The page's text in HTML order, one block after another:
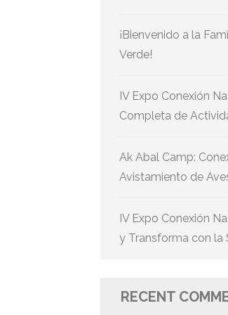
¡Bienvenido a la
Verde!
IV Expo Conexión
Completa de
Ak Abal Camp:
Avistamiento de
IV Expo Conexión
y Transforma con la
RECENT